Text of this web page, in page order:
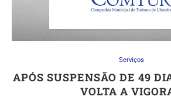
Serviços
APÓS SUSPENSÃO DE 49
VOLTA A